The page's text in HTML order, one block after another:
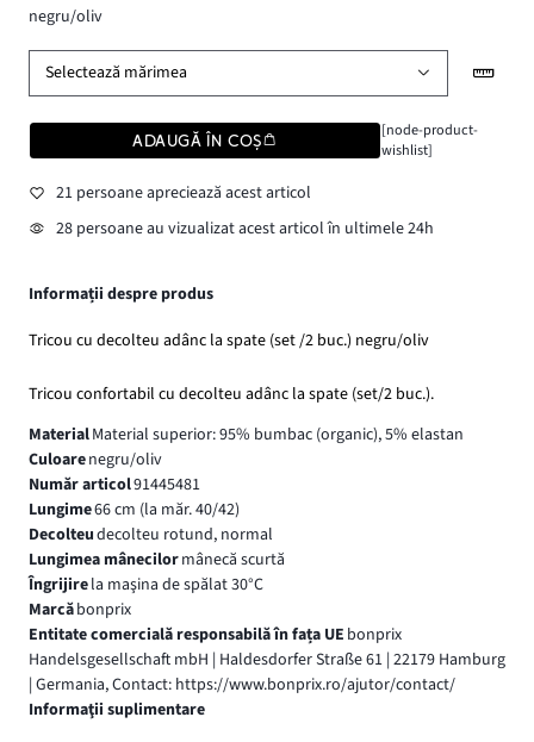
negru/oliv
Selectează mărimea
ADAUGĂ ÎN COȘ
[node-product-
wishlist]
21 persoane apreciează acest articol
28 persoane au vizualizat acest articol în ultimele 24h
Informații despre produs
Tricou cu decolteu adânc la spate (set /2 buc.) negru/oliv
Tricou confortabil cu decolteu adânc la spate (set/2 buc.).
MaterialMaterial superior: 95% bumbac (organic), 5% elastan
Culoarenegru/oliv
Număr articol91445481
Lungime66 cm (la măr. 40/42)
Decolteudecolteu rotund, normal
Lungimea mânecilormânecă scurtă
Îngrijirela maşina de spălat 30°C
Marcăbonprix
Entitate comercială responsabilă în fața UE bonprix
Handelsgesellschaft mbH | Haldesdorfer Straße 61 | 22179 Hamburg
| Germania, Contact: https://www.bonprix.ro/ajutor/contact/
Informaţii suplimentare